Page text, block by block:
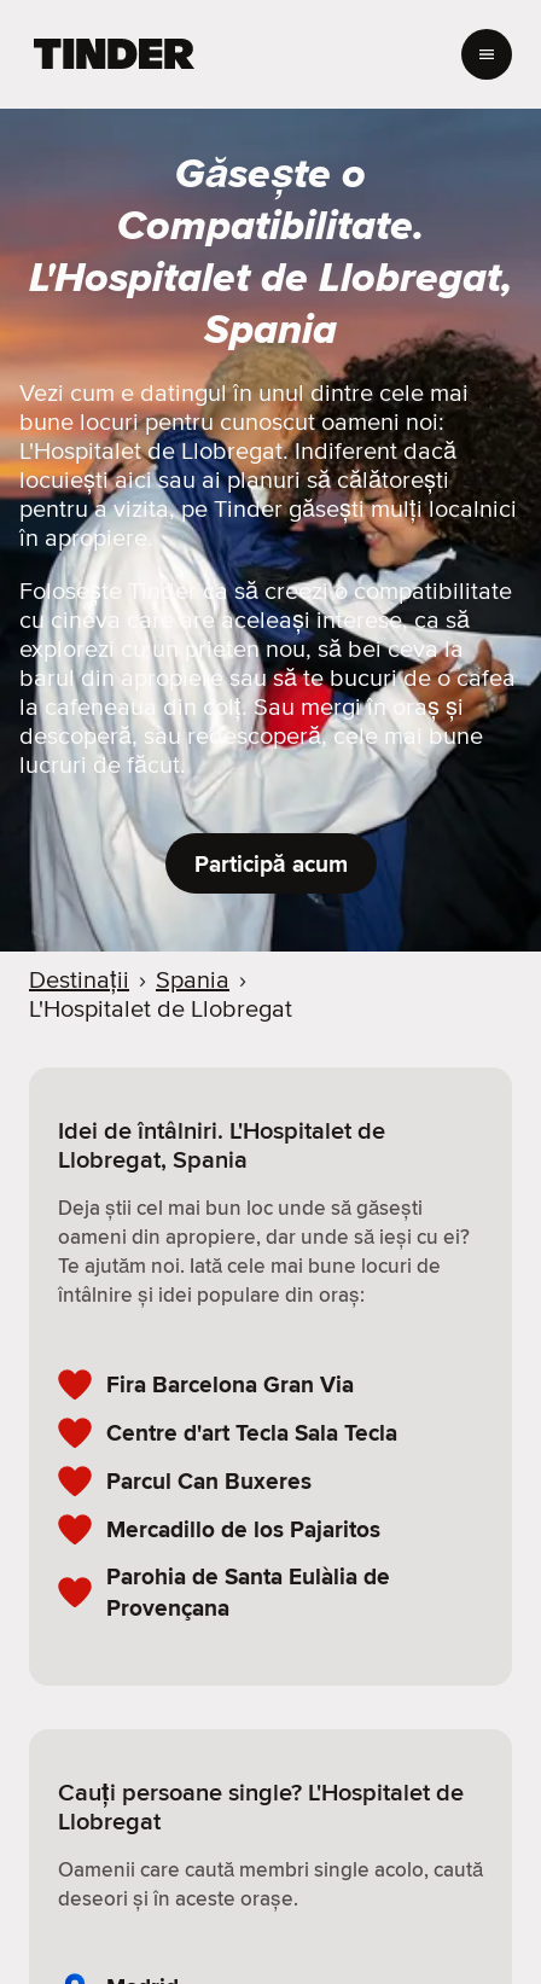
T
n
d
e
Găsește o
Compatibilitate.
L'Hospitalet de Llobregat,
Spania
Vezi cum e datingul în unul dintre cele mai
bune locuri pentru cunoscut oameni noi:
L'Hospitalet de Llobregat. Indiferent dacă
locuiești aici sau ai planuri să călătorești
pentru a vizita, pe Tinder găsești mulți localnici
în apropiere.
Folosește Tinder ca să creezi o compatibilitate
cu cineva care are aceleași interese, ca să
explorezi cu un prieten nou, să bei ceva la
barul din apropiere sau să te bucuri de o cafea
la cafeneaua din colț. Sau mergi în oraș și
descoperă, sau redescoperă, cele mai bune
lucruri de făcut.
Participă acum
Destinații › Spania ›
L'Hospitalet de Llobregat
Idei de întâlniri. L'Hospitalet de
Llobregat, Spania
Deja știi cel mai bun loc unde să găsești
oameni din apropiere, dar unde să ieși cu ei?
Te ajutăm noi. Iată cele mai bune locuri de
întâlnire și idei populare din oraș:
Fira Barcelona Gran Via
Centre d'art Tecla Sala Tecla
Parcul Can Buxeres
Mercadillo de los Pajaritos
Parohia de Santa Eulàlia de
Provençana
Cauți persoane single? L'Hospitalet de
Llobregat
Oamenii care caută membri single acolo, caută
deseori și în aceste orașe.